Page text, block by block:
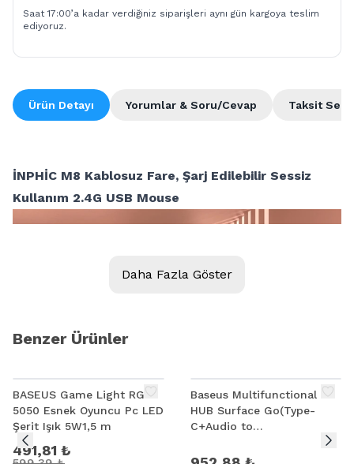
Saat 17:00’a kadar verdiğiniz siparişleri aynı gün kargoya teslim
ediyoruz.
Ürün Detayı Taksit
Yorumlar & Soru/Cevap
İNPHİC M8 Kablosuz Fare, Şarj Edilebilir Sessiz
Kullanım 2.4G USB Mouse
Daha Fazla Göster
Benzer Ürünler
BASEUS Game Light RGB
5050 Esnek Oyuncu Pc LED
Şerit Işık 5W1,5 m
491,81 ₺
Baseus Multifunctional
HUB Surface Go(Type-
C+Audio to
C(data)+Audiok